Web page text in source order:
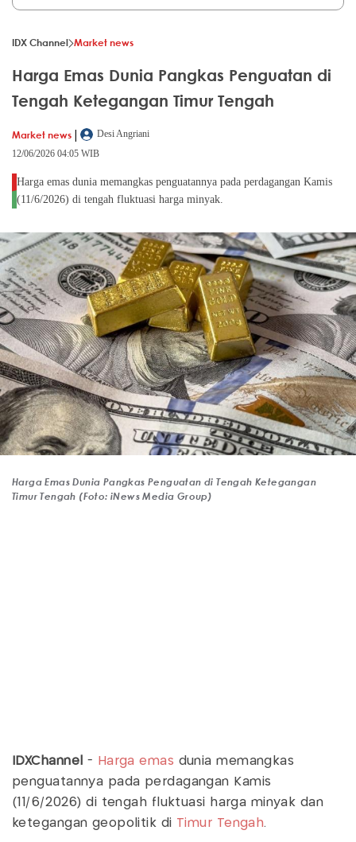
IDX Channel Market news
Harga Emas Dunia Pangkas Penguatan di
Tengah Ketegangan Timur Tengah
Market news |
Desi Angriani
12/06/2026 04:05 WIB
Harga emas dunia memangkas penguatannya pada perdagangan Kamis
(11/6/2026) di tengah fluktuasi harga minyak.
Harga Emas Dunia Pangkas Penguatan di Tengah Ketegangan
Timur Tengah (Foto: iNews Media Group)
IDXChannel - Harga emas dunia memangkas
penguatannya pada perdagangan Kamis
(11/6/2026) di tengah fluktuasi harga minyak dan
ketegangan geopolitik di Timur Tengah.